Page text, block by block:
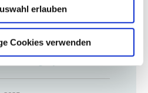
erlauben
Cookies verwenden
bei der Ärztekammer
Einladungsflyer.